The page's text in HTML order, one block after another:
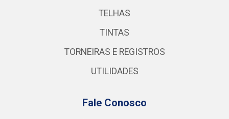
TELHAS
TINTAS
TORNEIRAS E REGISTROS
UTILIDADES
Fale Conosco